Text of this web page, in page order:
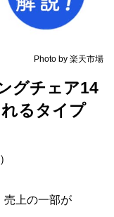
Photo by 楽天市場
グチェア14
るタイプ
上の一部が